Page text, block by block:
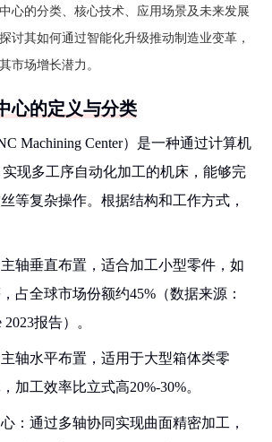
心的分类、核心技术、应用场景及未来发展
讨其如何通过智能化升级推动制造业变革，
市场增长潜力。
心的定义与分类
Machining Center）是一种通过计算机
现多工序自动化加工的机床，能够完
等复杂操作。根据结构和工作方式，
轴垂直布置，适合加工小型零件，如
占全球市场份额约45%（数据来源：
2023报告）。
轴水平布置，适用于大型箱体类零
加工效率比立式高20%-30%。
：通过多轴协同实现曲面精密加工，